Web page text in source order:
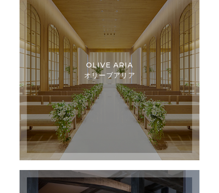
OLIVE ARIA
オリーブアリア